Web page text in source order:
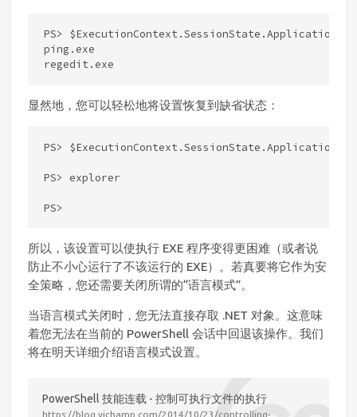
PS> $ExecutionContext.SessionState.Applications
ping.exe
显然地，您可以轻松地将设置恢复到缺省状态：
PS>
PS> explorer
所以，该设置可以使执行 EXE 程序变得更困难（或者说
防止不小心运行了不该运行的 EXE）。若真要将它作为安
全策略，您还需要关闭所谓的“语言模式”。
当语言模式关闭时，您无法直接存取 .NET 对象。这意味
着您无法在当前的 PowerShell 会话中回退该操作。我们
将在明天详细介绍语言模式设置。
PowerShell 技能连载 - 控制可执行文件的执行
https://blog.vichamp.com/2014/10/23/controlling-